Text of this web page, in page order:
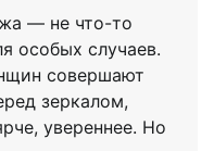
— не что-то
особых случаев.
совершают
зеркалом,
увереннее. Но